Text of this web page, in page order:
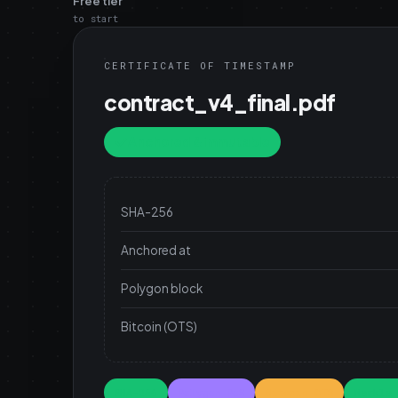
to start
CERTIFICATE OF TIMESTAMP
contract_v4_final.pdf
SHA-256
Anchored at
Polygon block
Bitcoin (OTS)